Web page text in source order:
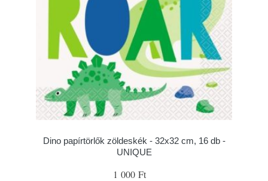
Dino papírtörlők zöldeskék - 32x32 cm, 16 db -
UNIQUE
1 000 Ft